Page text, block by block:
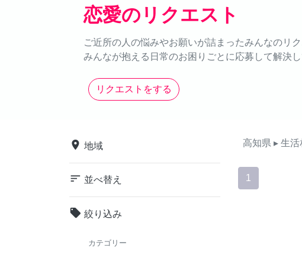
恋愛のリクエスト
ご近所の人の悩みやお願いが詰まったみんなのリク
みんなが抱える日常のお困りごとに応募して解決
リクエストをする
place 地域
sort 並べ替え
local_offer 絞り込み
カテゴリー
高知県 ▸ 生活
1